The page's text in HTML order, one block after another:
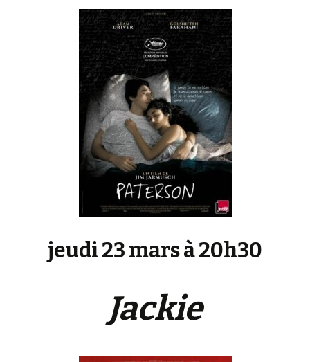
jeudi 23 mars à 20h30
Jackie